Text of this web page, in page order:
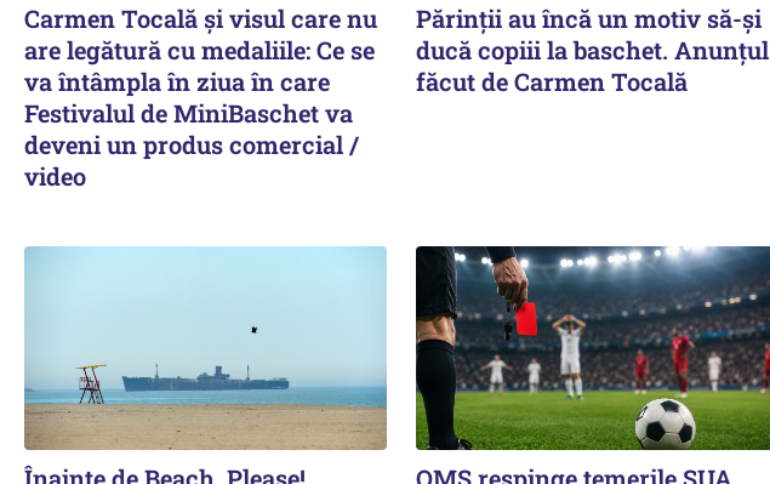
Carmen Tocală și visul care nu
are legătură cu medaliile: Ce se
va întâmpla în ziua în care
Festivalul de MiniBaschet va
deveni un produs comercial /
video
Părinții au încă un motiv să-și
ducă copiii la baschet. Anunțul
făcut de Carmen Tocală